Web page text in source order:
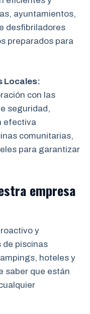
ayuntamientos,
desfibriladores
preparados para
Locales:
con las
seguridad,
efectiva
comunitarias,
para garantizar
empresa
y
de piscinas
hoteles y
saber que están